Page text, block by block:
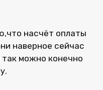
насчёт оплаты
наверное сейчас
можно конечно